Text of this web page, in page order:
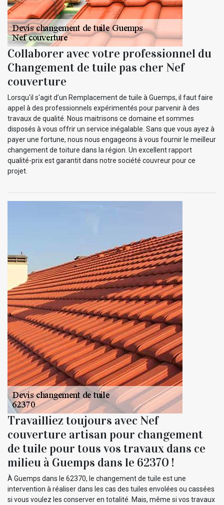
Collaborer avec votre professionnel du
Changement de tuile pas cher Nef
couverture
Lorsqu'il s'agit d’un Remplacement de tuile à Guemps, il faut faire
appel à des professionnels expérimentés pour parvenir à des
travaux de qualité. Nous maitrisons ce domaine et sommes
disposés à vous offrir un service inégalable. Sans que vous ayez à
payer une fortune, nous nous engageons à vous fournir le meilleur
changement de toiture dans la région. Un excellent rapport
qualité-prix est garantit dans notre société couvreur pour ce
projet.
Travailliez toujours avec Nef
couverture artisan pour changement
de tuile pour tous vos travaux dans ce
milieu à Guemps dans le 62370 !
À Guemps dans le 62370, le changement de tuile est une
intervention à réaliser dans les cas des tuiles envolées ou cassées
si vous voulez les conserver en totalité. Mais, même si vos travaux